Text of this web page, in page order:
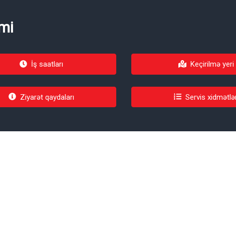
İş saatları Keçirilmə yeri
Ziyarət qaydaları Servis